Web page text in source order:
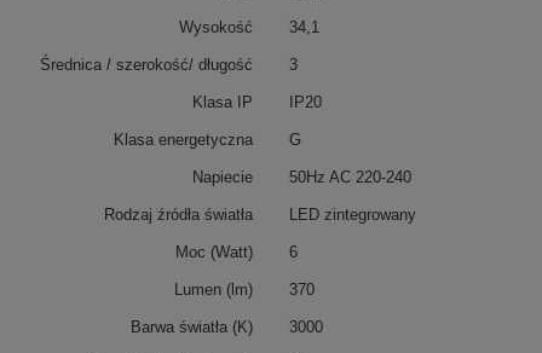
Wysokość 34,1
Średnica / szerokość/ długość 3
Klasa IP IP20
Klasa energetyczna G
Napiecie 50Hz AC 220-240
Rodzaj źródła światła LED zintegrowany
Moc (Watt) 6
Lumen (lm) 370
Barwa światła (K) 3000